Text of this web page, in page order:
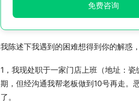
免费咨询
我陈述下我遇到的困难想得到你的解惑
1，我现处职于一家门店上班（地址：
期，但经沟通我帮老板做到10号再走。
了。